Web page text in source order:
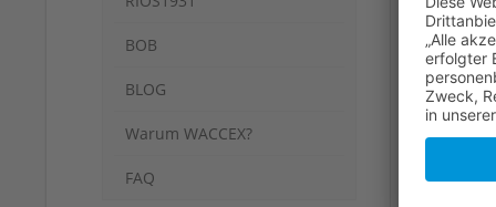
BOB
BLOG
Warum WACCEX?
FAQ